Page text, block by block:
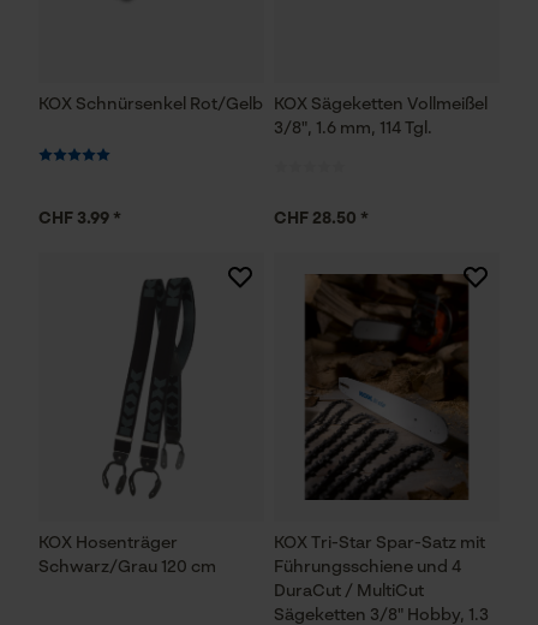
KOX Schnürsenkel Rot/Gelb
CHF 3.99 *
KOX Sägeketten Vollmeißel
3/8", 1.6 mm, 114 Tgl.
CHF 28.50 *
KOX Hosenträger
Schwarz/Grau 120 cm
KOX Tri-Star Spar-Satz mit
Führungsschiene und 4
DuraCut / MultiCut
Sägeketten 3/8" Hobby, 1.3